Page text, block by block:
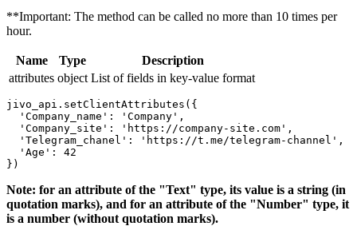
**Important: The method can be called no more than 10 times per
hour.
Name Type
Description
attributes object List of fields in key-value format
jivo_api.setClientAttributes({
  'Company_name': 'Company',
  'Company_site': 'https://company-site.com',
  'Telegram_chanel': 'https://t.me/telegram-channel',
  'Age': 42
Note: for an attribute of the "Text" type, its value is a string (in
quotation marks), and for an attribute of the "Number" type, it
is a number (without quotation marks).